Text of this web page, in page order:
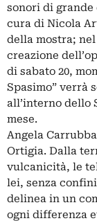
sonori di
cura di Nicola
della mostra;
creazione
di sabato 20,
Spasimo” verrà
all’interno dello
mese.
Angela
Ortigia. Dalla
vulcanicità, le
lei, senza
delinea in un
ogni differenza